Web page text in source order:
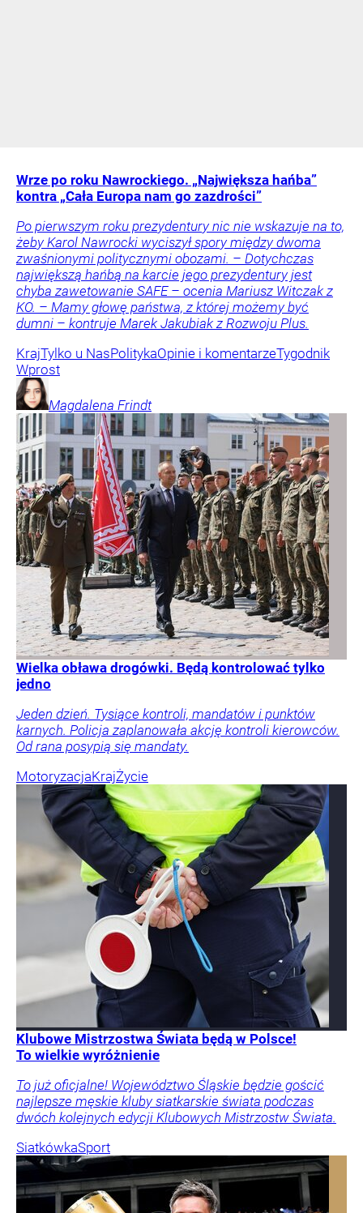
Wrze po roku Nawrockiego. „Największa hańba”
kontra „Cała Europa nam go zazdrości”
Po pierwszym roku prezydentury nic nie wskazuje na to,
żeby Karol Nawrocki wyciszył spory między dwoma
zwaśnionymi politycznymi obozami. – Dotychczas
największą hańbą na karcie jego prezydentury jest
chyba zawetowanie SAFE – ocenia Mariusz Witczak z
KO. – Mamy głowę państwa, z której możemy być
dumni – kontruje Marek Jakubiak z Rozwoju Plus.
KrajTylko u NasPolitykaOpinie i komentarzeTygodnik
Wprost
Magdalena Frindt
Wielka obława drogówki. Będą kontrolować tylko
jedno
Jeden dzień. Tysiące kontroli, mandatów i punktów
karnych. Policja zaplanowała akcję kontroli kierowców.
Od rana posypią się mandaty.
MotoryzacjaKrajŻycie
Klubowe Mistrzostwa Świata będą w Polsce!
To wielkie wyróżnienie
To już oficjalne! Województwo Śląskie będzie gościć
najlepsze męskie kluby siatkarskie świata podczas
dwóch kolejnych edycji Klubowych Mistrzostw Świata.
SiatkówkaSport